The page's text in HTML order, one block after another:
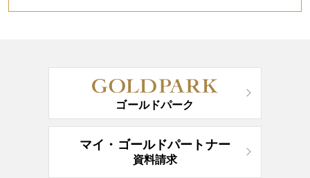
ゴールドパーク
マイ・ゴールドパートナー
資料請求